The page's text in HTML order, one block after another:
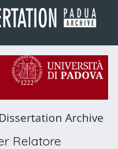
Archive
Relatore